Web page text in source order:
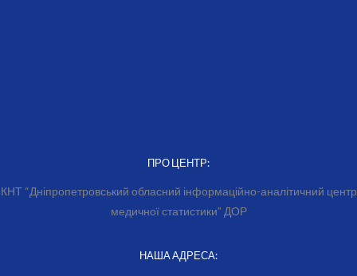
ПРО ЦЕНТР:
КНТ “Дніпропетровський обласний інформаційно-аналітичний центр
медичної статистики” ДОР
НАША АДРЕСА: